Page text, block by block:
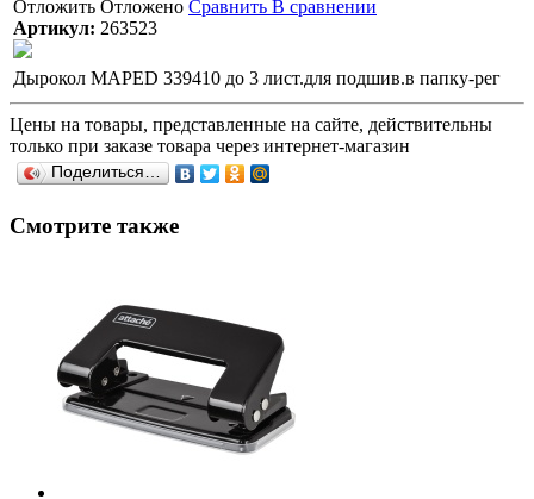
Отложить Отложено Сравнить В сравнении
Артикул: 263523
Дырокол MAPED 339410 до 3 лист.для подшив.в папку-рег
Цены на товары, представленные на сайте, действительны
только при заказе товара через интернет-магазин
Поделиться…
Смотрите также